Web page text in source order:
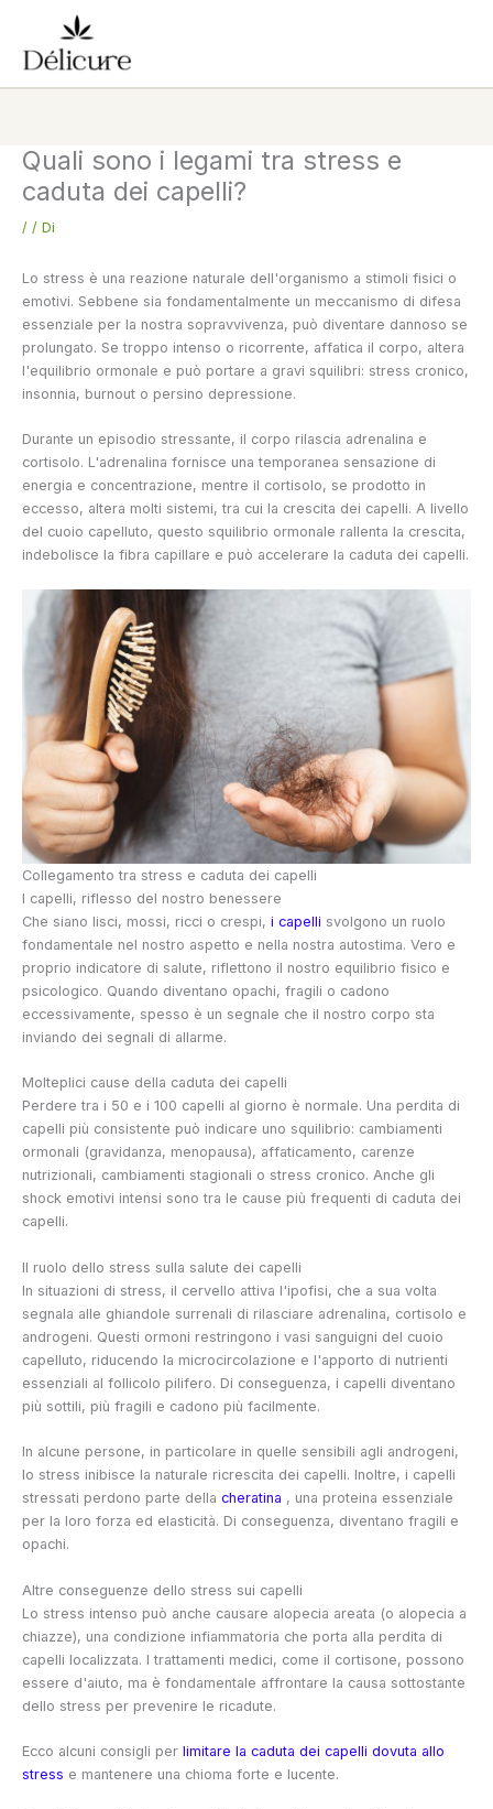
contenuto
Quali sono i legami tra stress e
caduta dei capelli?
/ / Di
Lo stress è una reazione naturale dell'organismo a stimoli fisici o
emotivi. Sebbene sia fondamentalmente un meccanismo di difesa
essenziale per la nostra sopravvivenza, può diventare dannoso se
prolungato. Se troppo intenso o ricorrente, affatica il corpo, altera
l'equilibrio ormonale e può portare a gravi squilibri: stress cronico,
insonnia, burnout o persino depressione.
Durante un episodio stressante, il corpo rilascia adrenalina e
cortisolo. L'adrenalina fornisce una temporanea sensazione di
energia e concentrazione, mentre il cortisolo, se prodotto in
eccesso, altera molti sistemi, tra cui la crescita dei capelli. A livello
del cuoio capelluto, questo squilibrio ormonale rallenta la crescita,
indebolisce la fibra capillare e può accelerare la caduta dei capelli.
Collegamento tra stress e caduta dei capelli
I capelli, riflesso del nostro benessere
Che siano lisci, mossi, ricci o crespi, i capelli svolgono un ruolo
fondamentale nel nostro aspetto e nella nostra autostima. Vero e
proprio indicatore di salute, riflettono il nostro equilibrio fisico e
psicologico. Quando diventano opachi, fragili o cadono
eccessivamente, spesso è un segnale che il nostro corpo sta
inviando dei segnali di allarme.
Molteplici cause della caduta dei capelli
Perdere tra i 50 e i 100 capelli al giorno è normale. Una perdita di
capelli più consistente può indicare uno squilibrio: cambiamenti
ormonali (gravidanza, menopausa), affaticamento, carenze
nutrizionali, cambiamenti stagionali o stress cronico. Anche gli
shock emotivi intensi sono tra le cause più frequenti di caduta dei
capelli.
Il ruolo dello stress sulla salute dei capelli
In situazioni di stress, il cervello attiva l'ipofisi, che a sua volta
segnala alle ghiandole surrenali di rilasciare adrenalina, cortisolo e
androgeni. Questi ormoni restringono i vasi sanguigni del cuoio
capelluto, riducendo la microcircolazione e l'apporto di nutrienti
essenziali al follicolo pilifero. Di conseguenza, i capelli diventano
più sottili, più fragili e cadono più facilmente.
In alcune persone, in particolare in quelle sensibili agli androgeni,
lo stress inibisce la naturale ricrescita dei capelli. Inoltre, i capelli
stressati perdono parte della cheratina , una proteina essenziale
per la loro forza ed elasticità. Di conseguenza, diventano fragili e
opachi.
Altre conseguenze dello stress sui capelli
Lo stress intenso può anche causare alopecia areata (o alopecia a
chiazze), una condizione infiammatoria che porta alla perdita di
capelli localizzata. I trattamenti medici, come il cortisone, possono
essere d'aiuto, ma è fondamentale affrontare la causa sottostante
dello stress per prevenire le ricadute.
Ecco alcuni consigli per limitare la caduta dei capelli dovuta allo
stress e mantenere una chioma forte e lucente.